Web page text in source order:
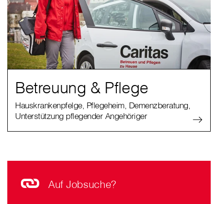
Betreuung & Pflege
Hauskrankenpfelge, Pflegeheim, Demenzberatung,
Unterstützung pflegender Angehöriger
Auf Jobsuche?